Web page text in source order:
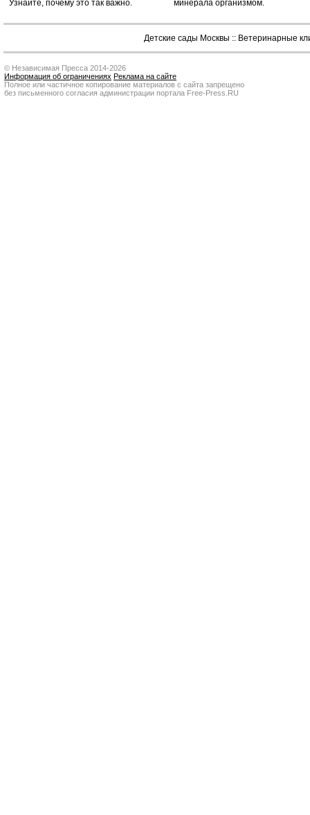
Узнайте, почему это так важно. минерала организмом.
Детские сады Москвы :: Ветеринарные
© Независимая Пресса 2014-2026
Информация об ограничениях Реклама на сайте
Полное или частичное копирование материалов с сайта запрещено
без письменного согласия администрации портала Free-Press.RU